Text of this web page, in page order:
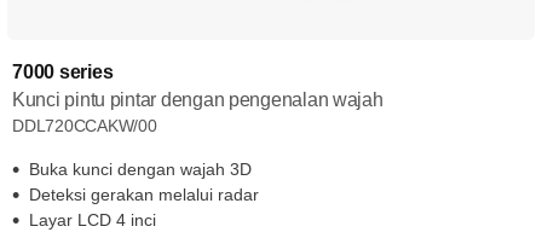
7000 series
Kunci pintu pintar dengan pengenalan wajah
DDL720CCAKW/00
Buka kunci dengan wajah 3D
Deteksi gerakan melalui radar
Layar LCD 4 inci